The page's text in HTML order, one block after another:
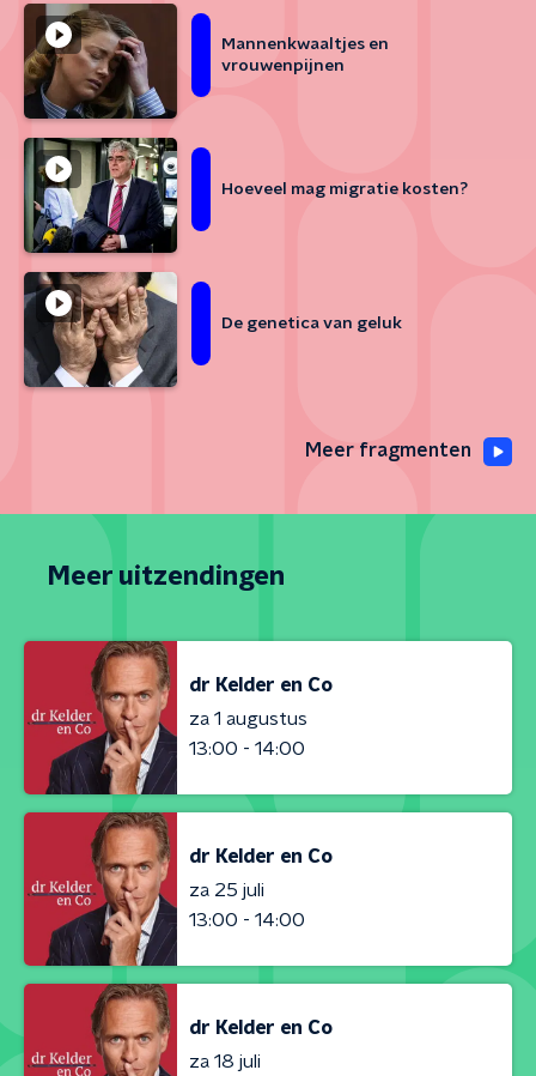
Mannenkwaaltjes en
vrouwenpijnen
Hoeveel mag migratie kosten?
De genetica van geluk
Meer fragmenten
Meer uitzendingen
dr Kelder en Co
za 1 augustus
13:00 - 14:00
dr Kelder en Co
za 25 juli
13:00 - 14:00
dr Kelder en Co
za 18 juli